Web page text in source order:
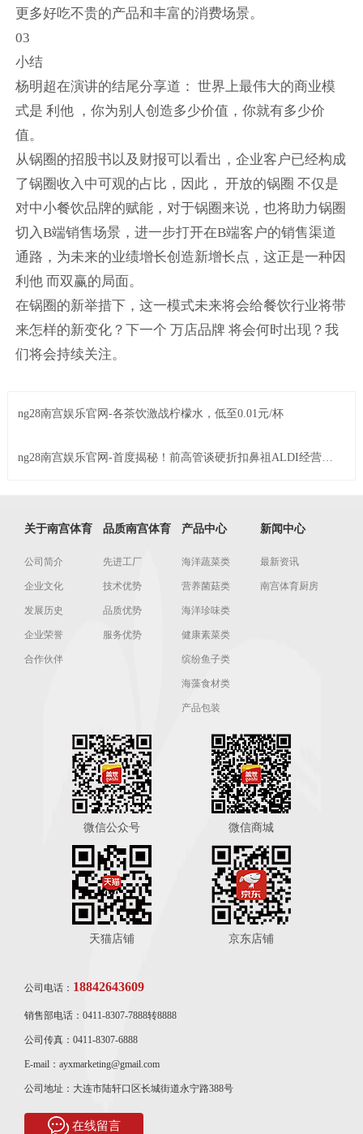
更多好吃不贵的产品和丰富的消费场景。
03
小结
杨明超在演讲的结尾分享道： 世界上最伟大的商业模
式是 利他 ，你为别人创造多少价值，你就有多少价
值。
从锅圈的招股书以及财报可以看出，企业客户已经构成
了锅圈收入中可观的占比，因此， 开放的锅圈 不仅是
对中小餐饮品牌的赋能，对于锅圈来说，也将助力锅圈
切入B端销售场景，进一步打开在B端客户的销售渠道
通路，为未来的业绩增长创造新增长点，这正是一种因
利他 而双赢的局面。
在锅圈的新举措下，这一模式未来将会给餐饮行业将带
来怎样的新变化？下一个 万店品牌 将会何时出现？我
们将会持续关注。
ng28南宫娱乐官网-各茶饮激战柠檬水，低至0.01元/杯
ng28南宫娱乐官网-首度揭秘！前高管谈硬折扣鼻祖ALDI经营细
关于南宫体育
公司简介
企业文化
发展历史
企业荣誉
合作伙伴
品质南宫体育
先进工厂
技术优势
品质优势
服务优势
产品中心
海洋蔬菜类
营养菌菇类
海洋珍味类
健康素菜类
缤纷鱼子类
海藻食材类
产品包装
新闻中心
最新资讯
南宫体育厨房
微信公众号 微信商城
天猫店铺 京东店铺
公司电话： 18842643609
销售部电话：0411-8307-7888转8888
公司传真：0411-8307-6888
E-mail：ayxmarketing@gmail.com
公司地址：大连市陆轩口区长城街道永宁路388号
在线留言